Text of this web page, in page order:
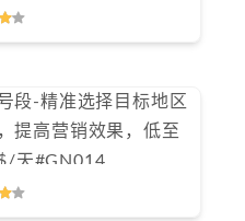
测试）
段-精准选择目标地区
提高营销效果，低至
天#GN014